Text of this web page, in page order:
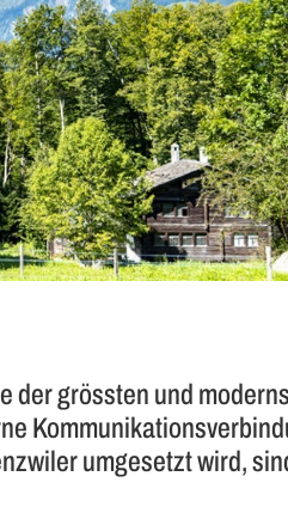
der grössten und
umgesetzt wird,